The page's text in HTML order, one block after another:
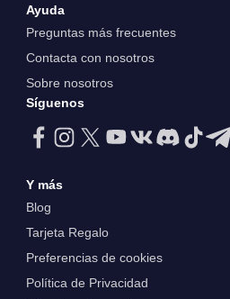
Ayuda
Preguntas más frecuentes
Contacta con nosotros
Sobre nosotros
Síguenos
Y más
Blog
Tarjeta Regalo
Preferencias de cookies
Política de Privacidad